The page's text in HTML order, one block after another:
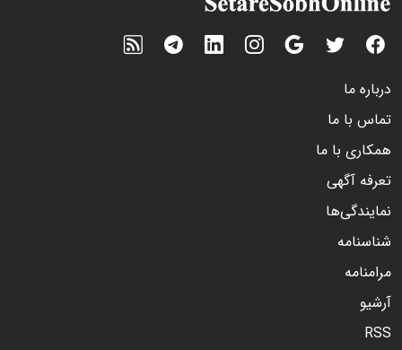
درباره ما
تماس با ما
همکاری با ما
تعرفه آگهی
نمایندگی‌ها
شناسنامه
مرامنامه
آرشیو
RSS